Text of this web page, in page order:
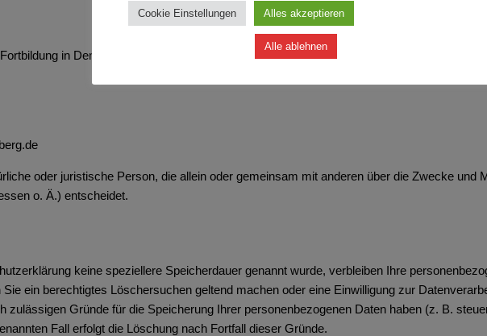
in Denkmalpflege und Altbauerneuerung
oder juristische Person, die allein oder gemeinsam mit anderen über die Zwecke und
o. Ä.) entscheidet.
keine speziellere Speicherdauer genannt wurde, verbleiben Ihre
ein berechtigtes Löschersuchen geltend machen oder eine Einwilligung zur
zulässigen Gründe für die Speicherung Ihrer personenbezogenen Daten haben (z. B.
Fall erfolgt die Löschung nach Fortfall dieser Gründe.
Cookie Einstellungen Alles akzeptieren
Alle ablehnen